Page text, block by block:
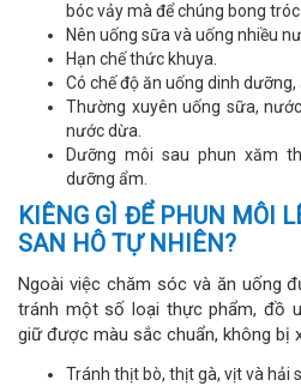
bóc vảy mà để chúng bong
Nên uống sữa và uống nhiều
Hạn chế thức khuya.
Có chế độ ăn uống dinh dưỡng,
Thường xuyên uống sữa,
nước dừa.
Dưỡng môi sau phun xăm
dưỡng ẩm.
KIÊNG GÌ ĐỂ PHUN MÔI
SAN HÔ TỰ NHIÊN?
Ngoài việc chăm sóc và ăn uống
tránh một số loại thực phẩm, đồ
giữ được màu sắc chuẩn, không bị
Tránh thịt bò, thịt gà, vịt và hải